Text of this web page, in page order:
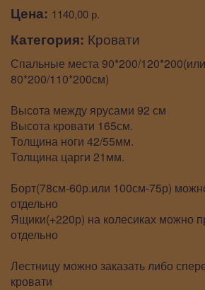
Цена: 1140,00 р.
Категория: Кровати
Спальные места 90*200/120*200(или
80*200/110*200см)
Высота между ярусами 92 см
Высота кровати 165см.
Толщина ноги 42/55мм.
Толщина царги 21мм.
Борт(78см-60р.или 100см-75р)
отдельно
Ящики(+220р) на колесиках можно
отдельно
Лестницу можно заказать либо
кровати